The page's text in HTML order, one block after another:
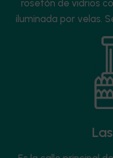
rosetón de vidrios
iluminada por velas.